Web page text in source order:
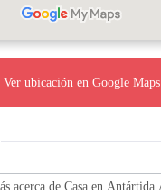
Ver ubicación en Google Maps